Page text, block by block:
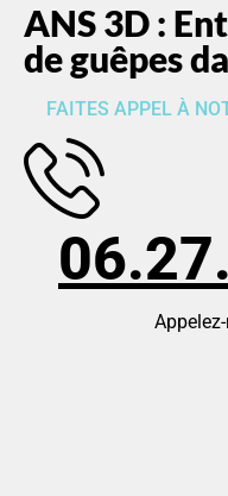
ANS 3D :
de guêpes
FAITES APPEL À